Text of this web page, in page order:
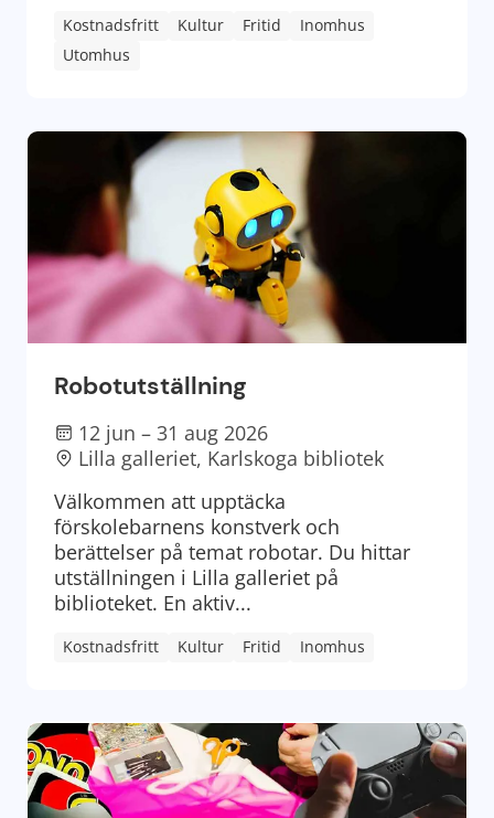
Kostnadsfritt Kultur Fritid
Inomhus
Utomhus
Robotutställning
12 jun – 31 aug 2026
Lilla galleriet, Karlskoga bibliotek
Välkommen att upptäcka
förskolebarnens konstverk och
berättelser på temat robotar. Du hittar
utställningen i Lilla galleriet på
biblioteket. En aktiv...
Kostnadsfritt Kultur Fritid Inomhus